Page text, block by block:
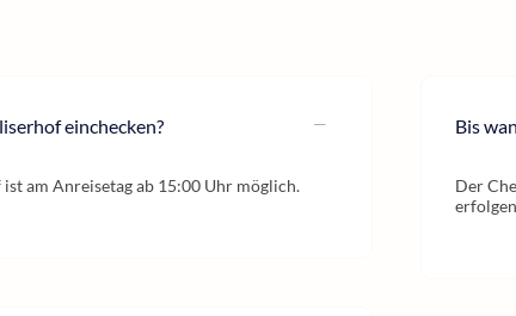
einchecken?
am Anreisetag ab 15:00 Uhr möglich.
Bis
Der